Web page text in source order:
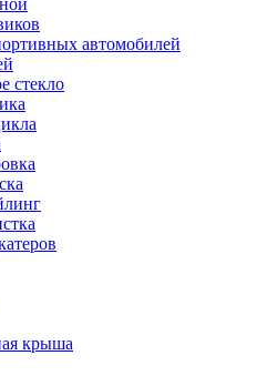
автомобилей
стекло
крыша